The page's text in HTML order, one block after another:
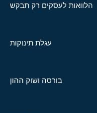
הלוואות לעסקים רק תבקש
עגלת תינוקות
בורסה ושוק ההון